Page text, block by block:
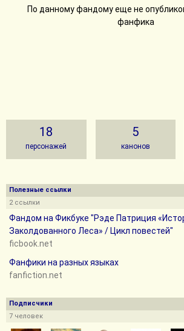
По данному фандому еще не
фанфика
18
персонажей
5
канонов
Полезные ссылки
2 ссылки
Фандом на Фикбуке "Рэде Патриция
Заколдованного Леса» / Цикл повестей"
ficbook.net
Фанфики на разных языках
fanfiction.net
Подписчики
7 человек